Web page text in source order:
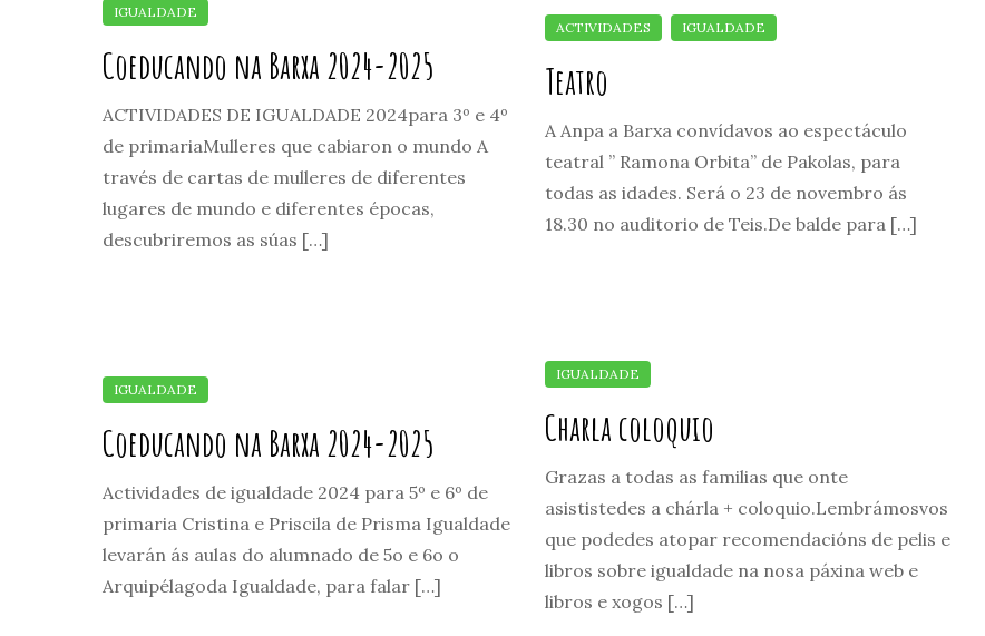
Coeducando na Barxa 2024-2025
ACTIVIDADES DE IGUALDADE 2024para 3º e 4º
de primariaMulleres que cabiaron o mundo A
través de cartas de mulleres de diferentes
lugares de mundo e diferentes épocas,
descubriremos as súas […]
Teatro
A Anpa a Barxa convídavos ao espectáculo
teatral ” Ramona Orbita” de Pakolas, para
todas as idades. Será o 23 de novembro ás
18.30 no auditorio de Teis.De balde para […]
Coeducando na Barxa 2024-2025
Actividades de igualdade 2024 para 5º e 6º de
primaria Cristina e Priscila de Prisma Igualdade
levarán ás aulas do alumnado de 5o e 6o o
Arquipélagoda Igualdade, para falar […]
Charla coloquio
Grazas a todas as familias que onte
asististedes a chárla + coloquio.Lembrámosvos
que podedes atopar recomendacións de pelis e
libros sobre igualdade na nosa páxina web e
libros e xogos […]